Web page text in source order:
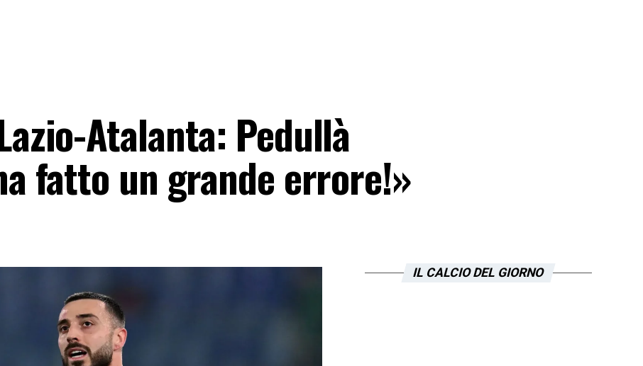
Atalanta: Pedullà
fatto un grande errore!»
IL CALCIO DEL GIORNO